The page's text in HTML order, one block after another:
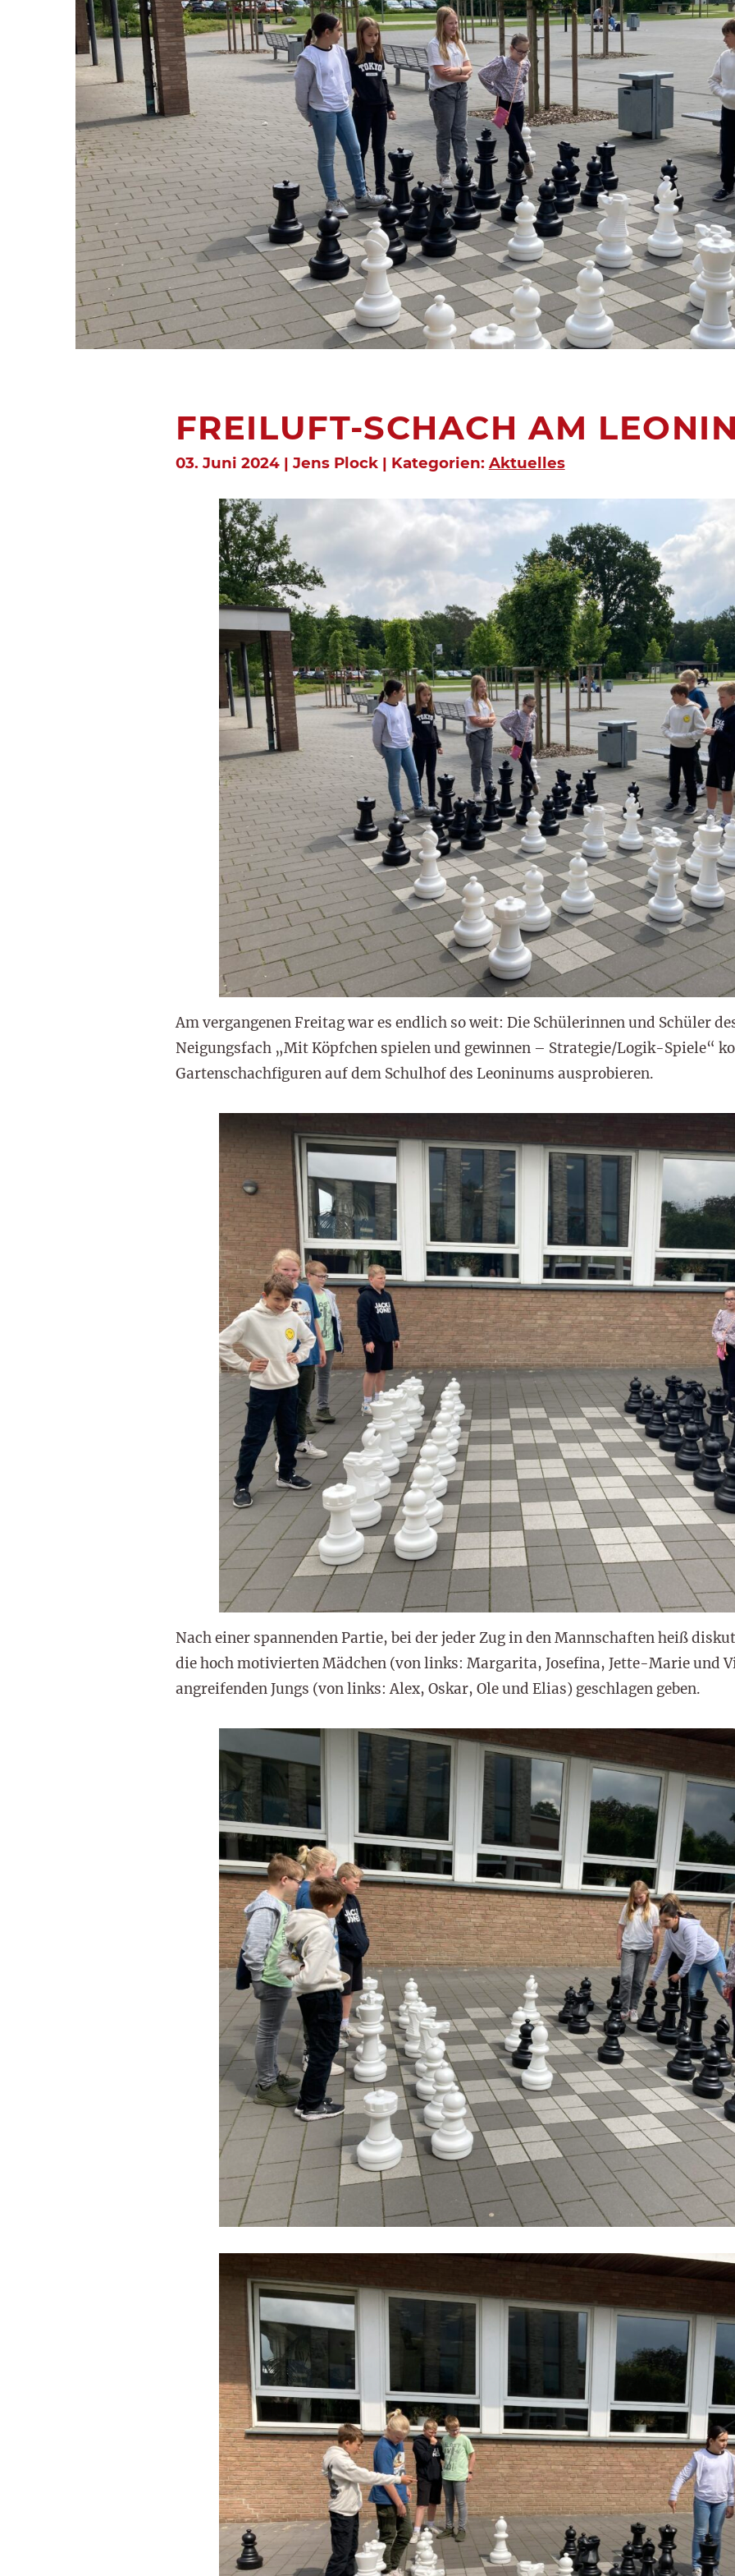
FREILUFT-SCHACH AM
03. Juni 2024 | Jens Plock | Kategorien: Aktuelles
Am vergangenen Freitag war es endlich so weit: Die Schülerinnen und Schüler
Neigungsfach „Mit Köpfchen spielen und gewinnen – Strategie/Logik-Spiele“
Gartenschachfiguren auf dem Schulhof des Leoninums ausprobieren.
Nach einer spannenden Partie, bei der jeder Zug in den Mannschaften heiß
die hoch motivierten Mädchen (von links: Margarita, Josefina, Jette-Marie und
angreifenden Jungs (von links: Alex, Oskar, Ole und Elias) geschlagen geben.